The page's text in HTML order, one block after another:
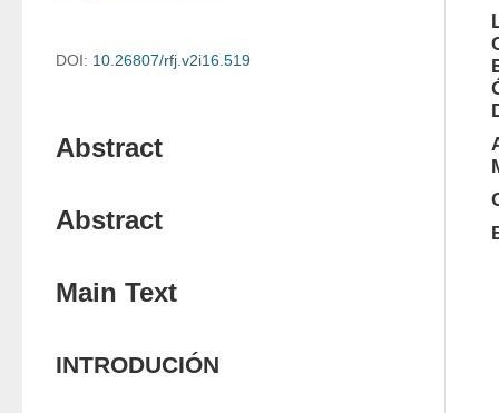
DOI: 10.26807/rfj.v2i16.519
Abstract
Abstract
Main Text
INTRODUCIÓN